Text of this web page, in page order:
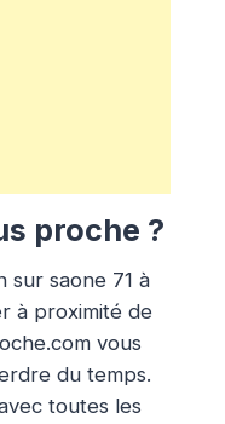
proche ?
sur saone 71 à
à proximité de
vous
du temps.
toutes les